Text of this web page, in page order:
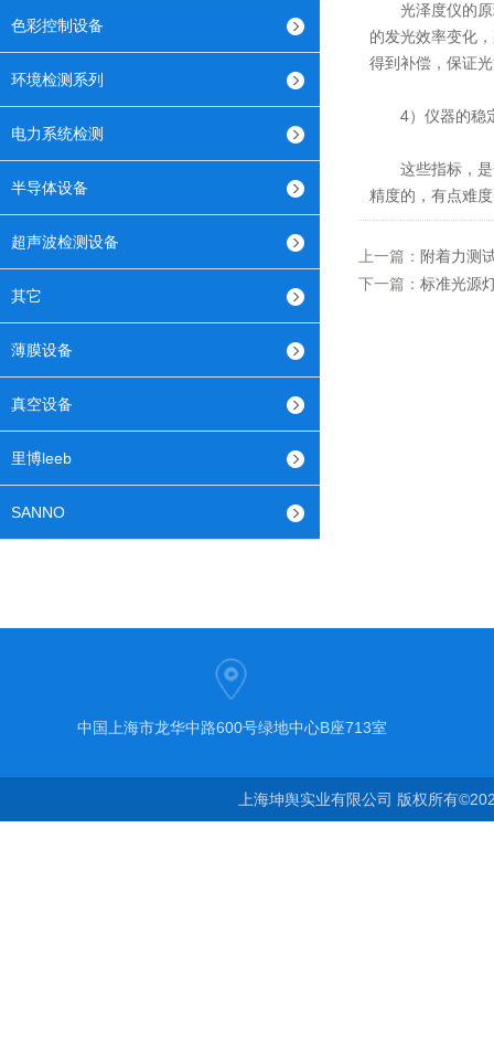
色彩控制设备
环境检测系列
电力系统检测
半导体设备
超声波检测设备
其它
薄膜设备
真空设备
里博leeb
SANNO
光泽度仪的原
的发光效率变化
得到补偿，保证
4）仪器的稳
这些指标，是
精度的，有点难
上一篇： 附着力测
下一篇： 标准光源
中国上海市龙华中路600号绿地中心B座713室
上海坤舆实业有限公司 版权所有